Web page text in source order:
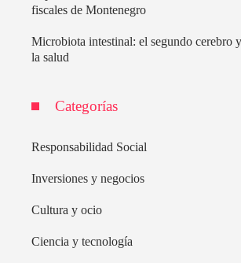
fiscales de Montenegro
Microbiota intestinal: el segundo cerebro
la salud
Categorías
Responsabilidad Social
Inversiones y negocios
Cultura y ocio
Ciencia y tecnología